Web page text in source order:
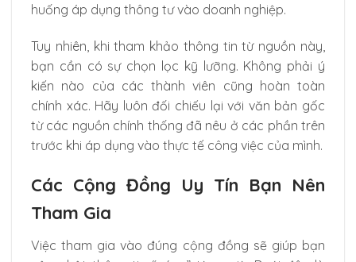
huống áp dụng thông tư vào doanh nghiệp.
Tuy nhiên, khi tham khảo thông tin từ nguồn này,
bạn cần có sự chọn lọc kỹ lưỡng. Không phải ý
kiến nào của các thành viên cũng hoàn toàn
chính xác. Hãy luôn đối chiếu lại với văn bản gốc
từ các nguồn chính thống đã nêu ở các phần trên
trước khi áp dụng vào thực tế công việc của mình.
Các Cộng Đồng Uy Tín Bạn Nên
Tham Gia
Việc tham gia vào đúng cộng đồng sẽ giúp bạn